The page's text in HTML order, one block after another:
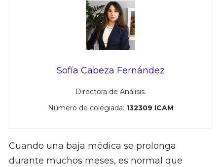
Sofía Cabeza Fernández
Directora de Análisis.
Número de colegiada: 132309 ICAM
Cuando una baja médica se prolonga
durante muchos meses, es normal que